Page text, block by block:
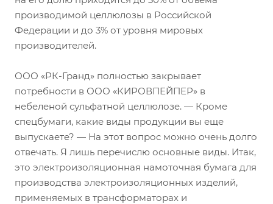
производимой целлюлозы в Российской
Федерации и до 3% от уровня мировых
производителей.
ООО «РК-Гранд» полностью закрывает
потребности в ООО «КИРОВПЕЙПЕР» в
небеленой сульфатной целлюлозе. — Кроме
спецбумаги, какие виды продукции вы еще
выпускаете? — На этот вопрос можно очень долго
отвечать. Я лишь перечислю основные виды. Итак,
это электроизоляционная намоточная бумага для
производства электроизоляционных изделий,
применяемых в трансформаторах и